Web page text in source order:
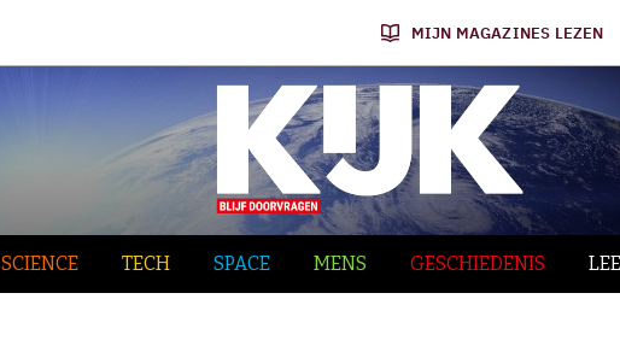
MIJN MAGAZINES LEZEN
SCIENCE TECH SPACE MENS GESCHIEDENIS